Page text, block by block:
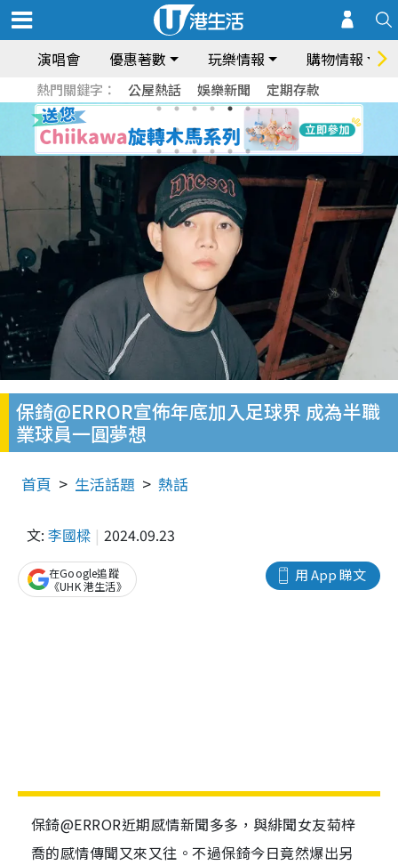
演唱會 優惠著數 玩樂情報 購物情報
熱門關鍵字： 公屋熱話 娛樂新聞 定期存款
保錡@ERROR宣佈年底加入足球界 成為半職
業球員一圓夢想
首頁 生活話題 熱話
文: 李國樑 2024.09.23
用 App 睇文
在Google追蹤
《UHK 港生活》
保錡@ERROR近期感情新聞多多，與緋聞女友菊梓
喬的感情傳聞又來又往。不過保錡今日竟然爆出另